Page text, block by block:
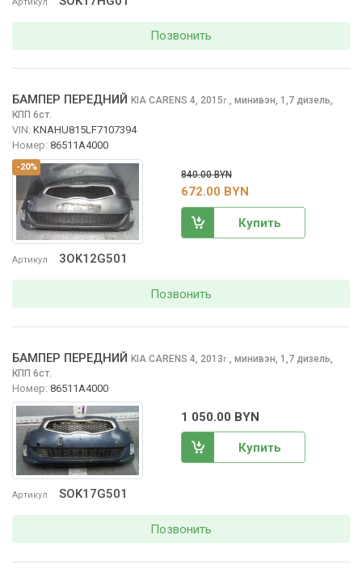
Позвонить
-20%
Артикул 3OK12G501
БАМПЕР ПЕРЕДНИЙ KIA CARENS 4, 2015г., минивэн, 1,7 дизель,
КПП 6ст.
VIN: KNAHU815LF7107394
Номер: 86511A4000
840.00 BYN
672.00 BYN
Купить
Позвонить
Артикул SOK17G501
БАМПЕР ПЕРЕДНИЙ KIA CARENS 4, 2013г., минивэн, 1,7 дизель,
КПП 6ст.
Номер: 86511A4000
1 050.00 BYN
Купить
Позвонить